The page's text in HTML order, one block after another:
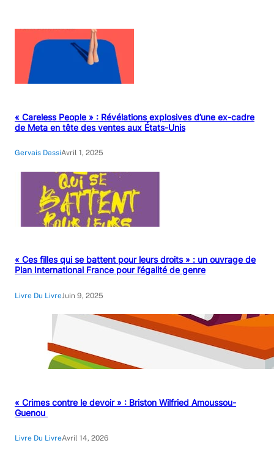
« Careless People » : Révélations explosives d’une ex-cadre
de Meta en tête des ventes aux États-Unis
Gervais DassiAvril 1, 2025
« Ces filles qui se battent pour leurs droits » : un ouvrage de
Plan International France pour l’égalité de genre
Livre Du LivreJuin 9, 2025
« Crimes contre le devoir » : Briston Wilfried Amoussou-
Guenou
Livre Du LivreAvril 14, 2026